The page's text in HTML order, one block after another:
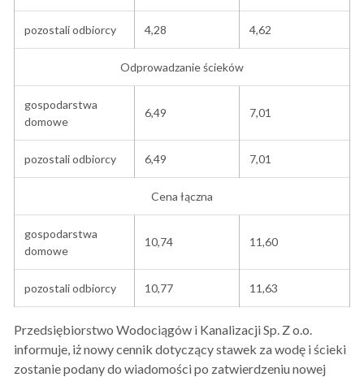
domowe
10,66 11,52
10,69
pozostali odbiorcy 4,28 4,62
Odprowadzanie ścieków
gospodarstwa
domowe
6,49 7,01
pozostali odbiorcy 6,49 7,01
Cena łączna
gospodarstwa
domowe
10,74 11,60
pozostali odbiorcy 10,77 11,63
Przedsiębiorstwo Wodociągów i Kanalizacji Sp. Z o.o.
informuje, iż nowy cennik dotyczący stawek za wodę i ścieki
zostanie podany do wiadomości po zatwierdzeniu nowej